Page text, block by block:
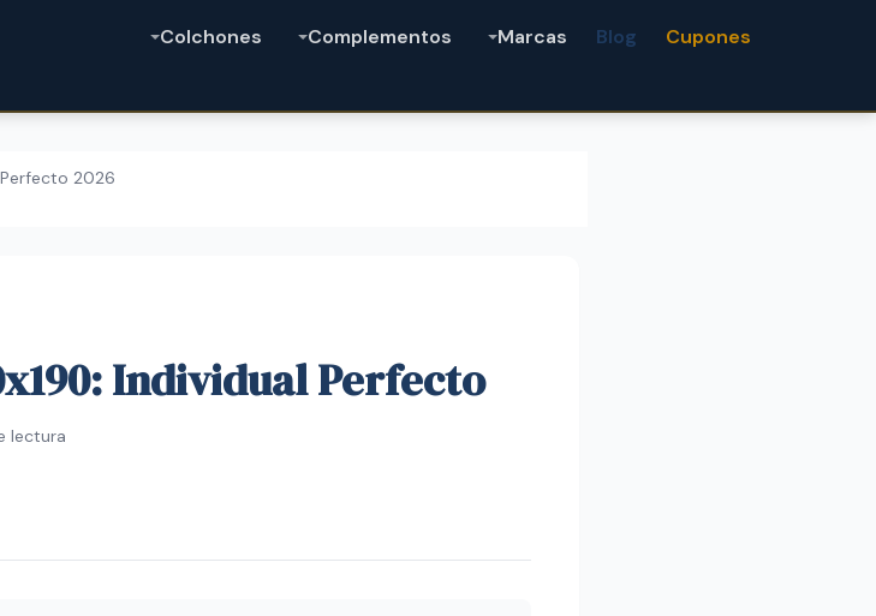
Colchones Complementos Marcas Blog Cupones
2026
Individual Perfecto
lectura